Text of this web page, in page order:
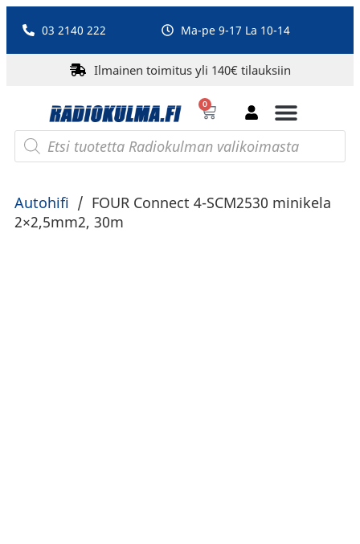
03 2140 222 Ma-pe 9-17 La 10-14
Ilmainen toimitus yli 140€ tilauksiin
0
Autohifi / FOUR Connect 4-SCM2530 minikela
2×2,5mm2, 30m